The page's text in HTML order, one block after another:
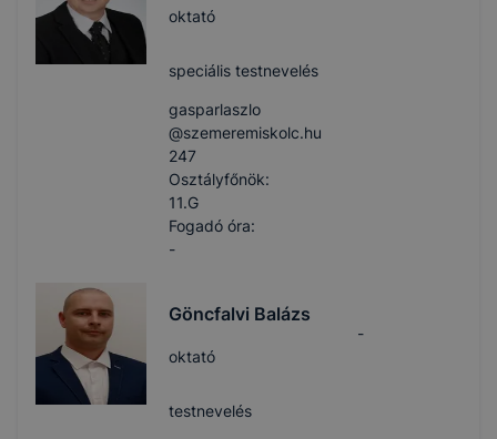
oktató
speciális testnevelés
gasparlaszlo​
@szemeremiskolc.hu
247
Osztályfőnök:
11.G
Fogadó óra:
-
Göncfalvi Balázs
oktató
testnevelés
-